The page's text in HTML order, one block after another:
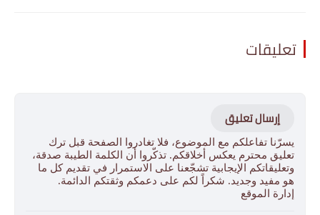
تعليقات
إرسال تعليق
يسرّنا تفاعلكم مع الموضوع، فلا تغادروا الصفحة قبل ترك
تعليق محترم يعكس أخلاقكم. تذكّروا أن الكلمة الطيبة صدقة،
وتعليقاتكم الإيجابية تشجّعنا على الاستمرار في تقديم كل ما
هو مفيد وجديد. شكراً لكم على دعمكم وثقتكم الدائمة.
إدارة الموقع